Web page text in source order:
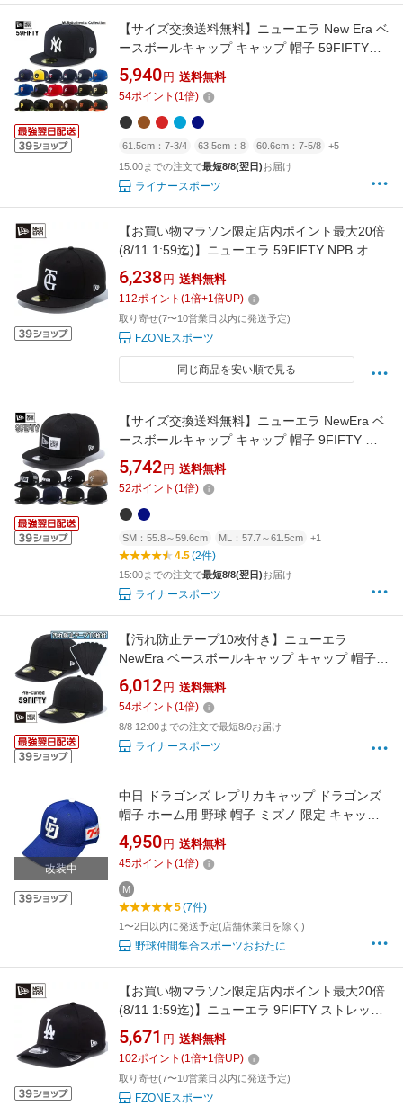
【サイズ交換送料無料】ニューエラ New Era ベ
ースボールキャップ キャップ 帽子 59FIFTY
MLBオンフィールド オーセンティックコレクシ
ョン 正規品 Authentic Collection MLB-AC-
59FIFTY-B
5,940 円 送料無料
54ポイント (1倍)
61.5cm：7-3/4 63.5cm：8 60.6cm：7-5/8
+5
15:00までの注文で最短8/8(翌日)お届け
ライナースポーツ
【お買い物マラソン限定店内ポイント最大20倍
(8/11 1:59迄)】ニューエラ 59FIFTY NPB オン
フィールド 読売ジャイアンツ ビジター ブラッ
ク 14525193
6,238 円 送料無料
112ポイント (1倍+1倍UP)
取り寄せ(7〜10営業日以内に発送予定)
FZONEスポーツ
同じ商品を安い順で見る
【サイズ交換送料無料】ニューエラ NewEra ベ
ースボールキャップ キャップ 帽子 9FIFTY ア
ジャスタブル ニューエラロゴ 無地 ベーシック
9FIFTY
5,742 円 送料無料
52ポイント (1倍)
SM：55.8～59.6cm ML：57.7～61.5cm +1
4.5(2件)
15:00までの注文で最短8/8(翌日)お届け
ライナースポーツ
【汚れ防止テープ10枚付き】ニューエラ
NewEra ベースボールキャップ キャップ 帽子
Pre Curved 59FIFTY 正規品 PC-59FIFTY
6,012 円 送料無料
54ポイント (1倍)
8/8 12:00までの注文で最短8/9お届け
ライナースポーツ
改装中
中日 ドラゴンズ レプリカキャップ ドラゴンズ
帽子 ホーム用 野球 帽子 ミズノ 限定 キャップ
12JRBD2616
4,950 円 送料無料
45ポイント (1倍)
M
5(7件)
1〜2日以内に発送予定(店舗休業日を除く)
野球仲間集合スポーツおおたに
【お買い物マラソン限定店内ポイント最大20倍
(8/11 1:59迄)】ニューエラ 9FIFTY ストレッチ
スナップ ロサンゼルス・ドジャース ブラック ×
ホワイト 14524920
5,671 円 送料無料
102ポイント (1倍+1倍UP)
取り寄せ(7〜10営業日以内に発送予定)
FZONEスポーツ